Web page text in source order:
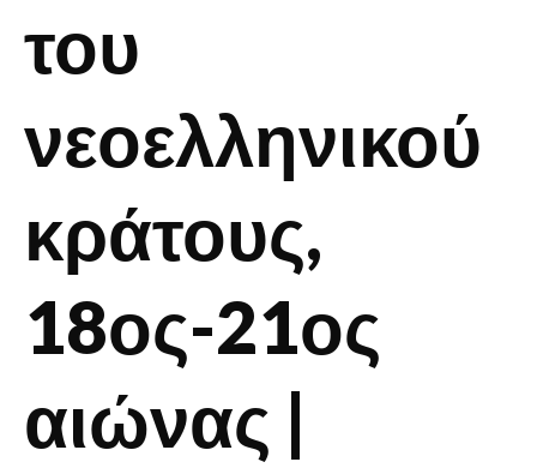
του
νεοελληνικού
κράτους,
18ος-21ος
αιώνας |